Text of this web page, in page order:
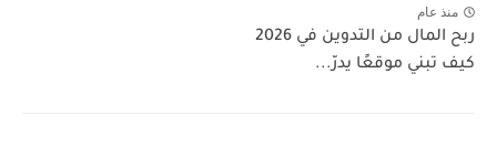
منذ عام
ربح المال من التدوين في 2026
كيف تبني موقعًا يدرّ...